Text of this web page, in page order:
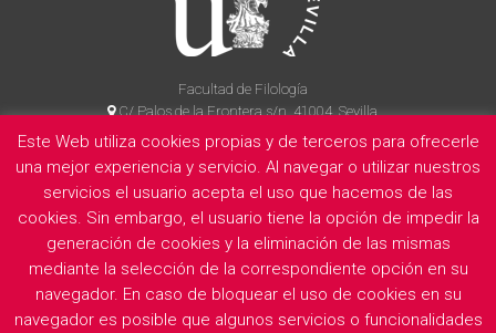
Facultad de Filología
C/ Palos de la Frontera s/n, 41004, Sevilla
954 55 14 90
La Facultad Información legal Politica de privacidad Cookies
E
Este Web utiliza cookies propias y de terceros para ofrecerle
una mejor experiencia y servicio. Al navegar o utilizar nuestros
servicios el usuario acepta el uso que hacemos de las
cookies. Sin embargo, el usuario tiene la opción de impedir la
generación de cookies y la eliminación de las mismas
mediante la selección de la correspondiente opción en su
navegador. En caso de bloquear el uso de cookies en su
navegador es posible que algunos servicios o funcionalidades